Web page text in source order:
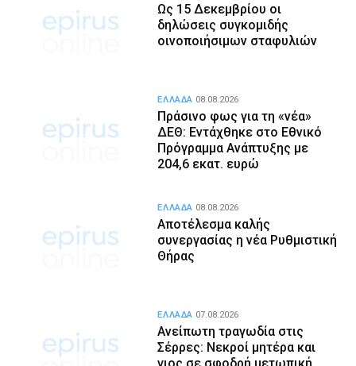
Ως 15 Δεκεμβρίου οι
δηλώσεις συγκομιδής
οινοποιήσιμων σταφυλιών
Πράσινο φως για τη «νέα»
ΔΕΘ: Εντάχθηκε στο Εθνικό
Πρόγραμμα Ανάπτυξης με
204,6 εκατ. ευρώ
ΕΛΛΑΔΑ 08.08.2026
Αποτέλεσμα καλής
συνεργασίας η νέα Ρυθμιστική
Θήρας
ΕΛΛΑΔΑ 08.08.2026
Ανείπωτη τραγωδία στις
Σέρρες: Νεκροί μητέρα και
ΕΛΛΑΔΑ 07.08.2026